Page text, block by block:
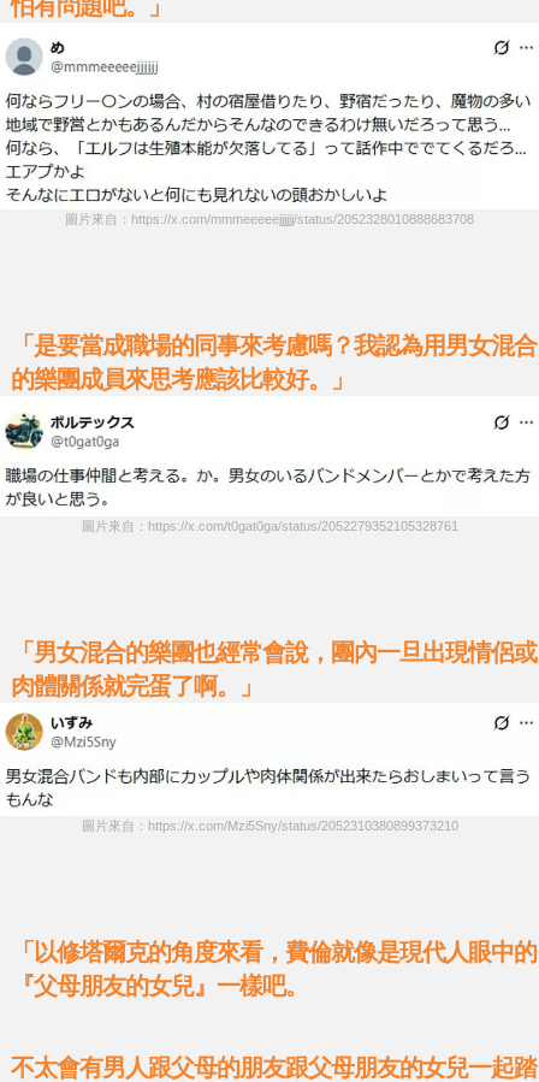
怕有問題吧。」
圖片來自：https://x.com/mmmeeeeejjjjjj/status/2052328010888683708
「是要當成職場的同事來考慮嗎？我認為用男女混合
的樂團成員來思考應該比較好。」
圖片來自：https://x.com/t0gat0ga/status/2052279352105328761
「男女混合的樂團也經常會說，團內一旦出現情侶或
肉體關係就完蛋了啊。」
圖片來自：https://x.com/Mzi5Sny/status/2052310380899373210
「以修塔爾克的角度來看，費倫就像是現代人眼中的
『父母朋友的女兒』一樣吧。
不太會有男人跟父母的朋友跟父母朋友的女兒一起踏